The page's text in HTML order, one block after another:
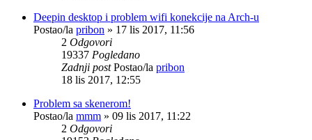
Deepin desktop i problem wifi konekcije na Arch-u
Postao/la pribon » 17 lis 2017, 11:56
2 Odgovori
19337 Pogledano
Zadnji postPostao/la pribon
18 lis 2017, 12:55
Problem sa skenerom!
Postao/la mmm » 09 lis 2017, 11:22
2 Odgovori